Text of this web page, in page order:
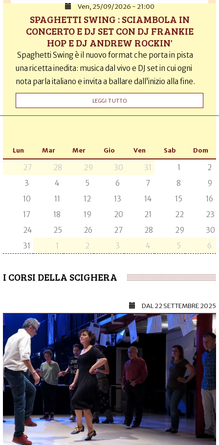
Ven, 25/09/2026 - 21:00
SPAGHETTI SWING : SCIAMBOLA IN
CONCERTO E DJ SET CON DJ FRANKIE
HOP E DJ ANDREW ROCKIN'
Spaghetti Swing è il nuovo format che porta in pista
una ricetta inedita: musica dal vivo e DJ set in cui ogni
nota parla italiano e invita a ballare dall’inizio alla fine.
LEGGI TUTTO
Lun Mar Mer Gio Ven Sab Dom
27 28 29 30 31 1
2
3
4 5 6 7 8
9
10
11 12 13 14 15
16
17
18 19 20 21 22
23
24
25 26 27 28 29
30
31
1 2 3 4 5 6
I CORSI DELLA SCIGHERA
DAL22 SETTEMBRE 2025